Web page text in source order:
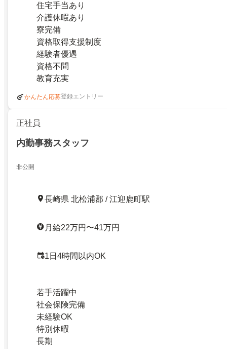
住宅手当あり
介護休暇あり
寮完備
資格取得支援制度
経験者優遇
資格不問
教育充実
かんたん応募登録エントリー
正社員
内勤事務スタッフ
非公開
長崎県 北松浦郡 / 江迎鹿町駅
月給22万円〜41万円
1日4時間以内OK
若手活躍中
社会保険完備
未経験OK
特別休暇
長期